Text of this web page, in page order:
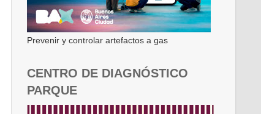
Prevenir y controlar artefactos a gas
CENTRO DE DIAGNÓSTICO
PARQUE